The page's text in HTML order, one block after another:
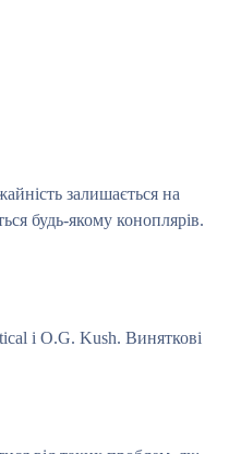
залишається на
будь-якому коноплярів.
і O.G. Kush. Виняткові